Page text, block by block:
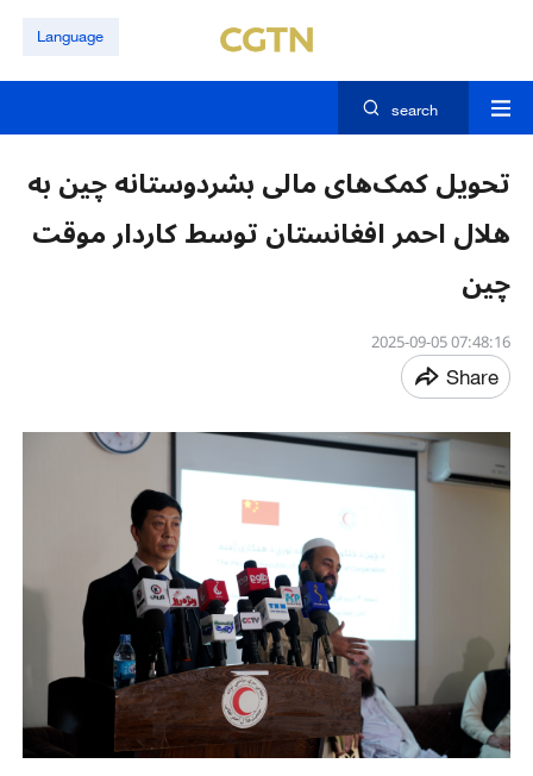
Language
search
تحویل کمک‌های مالی بشردوستانه چین به
هلال احمر افغانستان توسط کاردار موقت
چین
07:48:16 2025-09-05
Share